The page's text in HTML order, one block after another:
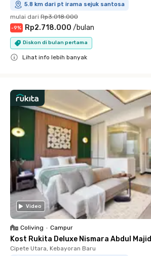
5.8 km dari pt irama sejuk santosa
mulai dari Rp3.018.000
-9% Rp2.718.000 /bulan
Diskon di bulan pertama
Lihat info lebih banyak
Video
Coliving • Campur
Kost Rukita Deluxe Nismara Abdul Majid
Cipete Utara, Kebayoran Baru